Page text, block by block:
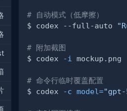
# 自动模式（低摩擦）
$ codex --full-auto
# 附加截图
$ codex
-i mockup.png
# 命令行临时覆盖配置
$ codex
-c model="gpt-